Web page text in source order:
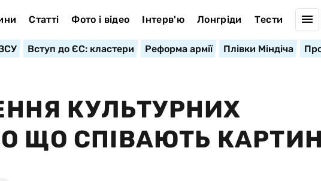
Статті Фото і відео Інтерв'ю Лонгріди Тести
Вступ до ЄС: кластери Реформа армії Плівки Міндіча
КУЛЬТУРНИХ
ЩО СПІВАЮТЬ